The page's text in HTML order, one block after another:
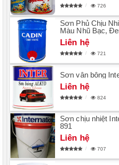
726
Sơn Phủ Chịu
Màu Nhũ Bạc,
Liên hệ
721
Sơn vân bông
Liên hệ
824
Sơn chịu nhiệt
891
Liên hệ
707